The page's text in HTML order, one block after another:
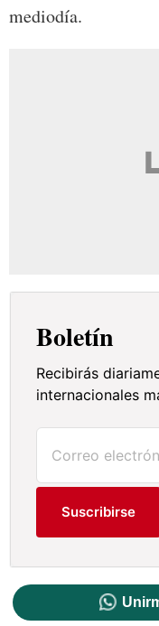
mediodía.
Boletín
Recibirás
internacionales
Suscribirse